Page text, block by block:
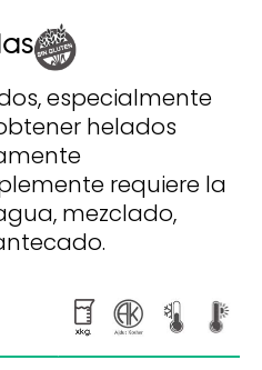
especialmente
helados
requiere la
mezclado,